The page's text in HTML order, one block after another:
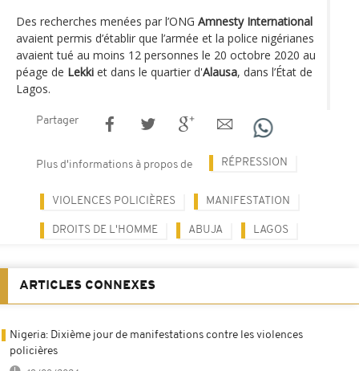
Des recherches menées par l’ONG Amnesty International
avaient permis d’établir que l’armée et la police nigérianes
avaient tué au moins 12 personnes le 20 octobre 2020 au
péage de Lekki et dans le quartier d'Alausa, dans l’État de
Lagos.
Partager
Plus d'informations à propos de RÉPRESSION
VIOLENCES POLICIÈRES MANIFESTATION
DROITS DE L'HOMME ABUJA LAGOS
ARTICLES CONNEXES
Nigeria: Dixième jour de manifestations contre les violences
policières